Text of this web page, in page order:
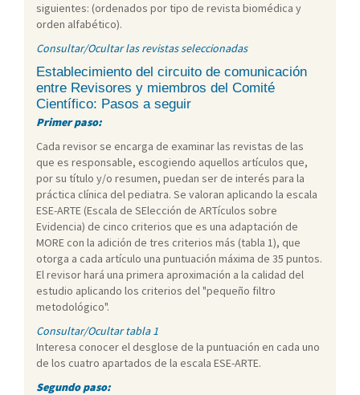
siguientes: (ordenados por tipo de revista biomédica y
orden alfabético).
Consultar/Ocultar las revistas seleccionadas
Establecimiento del circuito de comunicación
entre Revisores y miembros del Comité
Científico: Pasos a seguir
Primer paso:
Cada revisor se encarga de examinar las revistas de las
que es responsable, escogiendo aquellos artículos que,
por su título y/o resumen, puedan ser de interés para la
práctica clínica del pediatra. Se valoran aplicando la escala
ESE-ARTE (Escala de SElección de ARTículos sobre
Evidencia) de cinco criterios que es una adaptación de
MORE con la adición de tres criterios más (tabla 1), que
otorga a cada artículo una puntuación máxima de 35 puntos.
El revisor hará una primera aproximación a la calidad del
estudio aplicando los criterios del "pequeño filtro
metodológico".
Consultar/Ocultar tabla 1
Interesa conocer el desglose de la puntuación en cada uno
de los cuatro apartados de la escala ESE-ARTE.
Segundo paso: